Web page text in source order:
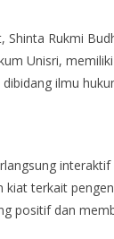
Shinta Rukmi
Unisri,
ilmu
kiat terkait
positif dan